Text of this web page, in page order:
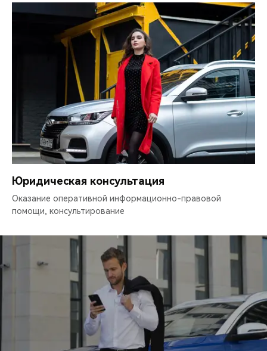
Юридическая консультация
Оказание оперативной информационно-правовой
помощи, консультирование